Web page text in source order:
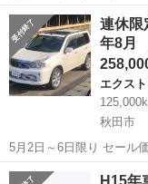
の為 手放します 高年式の為 経年劣化は否めません ハブベアリン
グ ブレーキローター
点火...
秋田 南秋田郡 井
連休
年8月
エクス
秋田市
5月2日～6日限り セール
期間中は営業しています
秋田 エ
H15年